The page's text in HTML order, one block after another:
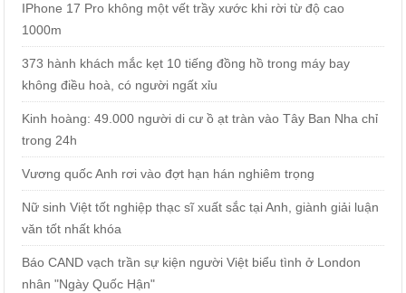
IPhone 17 Pro không một vết trầy xước khi rời từ độ cao
1000m
373 hành khách mắc kẹt 10 tiếng đồng hồ trong máy bay
không điều hoà, có người ngất xỉu
Kinh hoàng: 49.000 người di cư ồ ạt tràn vào Tây Ban Nha chỉ
trong 24h
Vương quốc Anh rơi vào đợt hạn hán nghiêm trọng
Nữ sinh Việt tốt nghiệp thạc sĩ xuất sắc tại Anh, giành giải luận
văn tốt nhất khóa
Báo CAND vạch trần sự kiện người Việt biểu tình ở London
nhân "Ngày Quốc Hận"